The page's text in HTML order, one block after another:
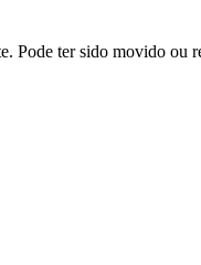
Pode ter sido movido ou